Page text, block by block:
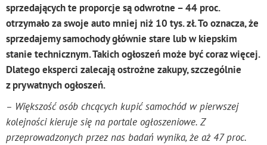
sprzedających te proporcje są odwrotne – 44 proc.
otrzymało za swoje auto mniej niż 10 tys. zł. To oznacza, że
sprzedajemy samochody głównie stare lub w kiepskim
stanie technicznym. Takich ogłoszeń może być coraz więcej.
Dlatego eksperci zalecają ostrożne zakupy, szczególnie
z prywatnych ogłoszeń.
– Większość osób chcących kupić samochód w pierwszej
kolejności kieruje się na portale ogłoszeniowe. Z
przeprowadzonych przez nas badań wynika, że aż 47 proc.